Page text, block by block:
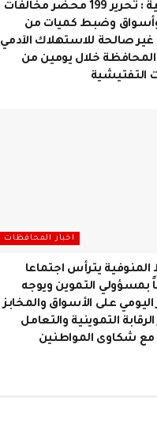
المنوفية : تحرير 199 محضر مخالفات
وأسواق وضبط كميات من
غير صالحة للاستهلاك الآدمي
خلال يومين من
التفتيشية
اخبار المحافظات
يترأس اجتماعا
التموين ويوجه
اليومي على الأسواق والمخابز
التموينية والتعامل
مع شكاوى المواطنين